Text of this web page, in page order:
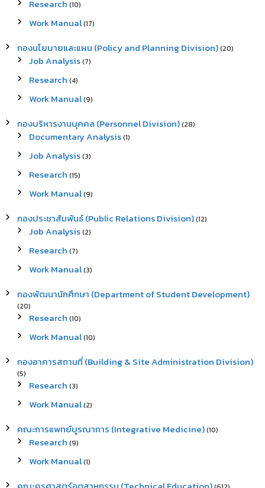
Research (10)
Work Manual(17)
กองนโยบายและแผน (Policy and Planning Division)(20)
Job Analysis(7)
Research (4)
Work Manual(9)
กองบริหารงานบุคคล (Personnel Division)(28)
Documentary Analysis(1)
Job Analysis(3)
Research (15)
Work Manual(9)
กองประชาสัมพันธ์ (Public Relations Division)(12)
Job Analysis(2)
Research (7)
Work Manual(3)
กองพัฒนานักศึกษา (Department of Student Development)
(20)
Research (10)
Work Manual(10)
กองอาคารสถานที่ (Building & Site Administration Division)
(5)
Research (3)
Work Manual(2)
คณะการแพทย์บูรณาการ (Integrative Medicine)(10)
Research (9)
Work Manual(1)